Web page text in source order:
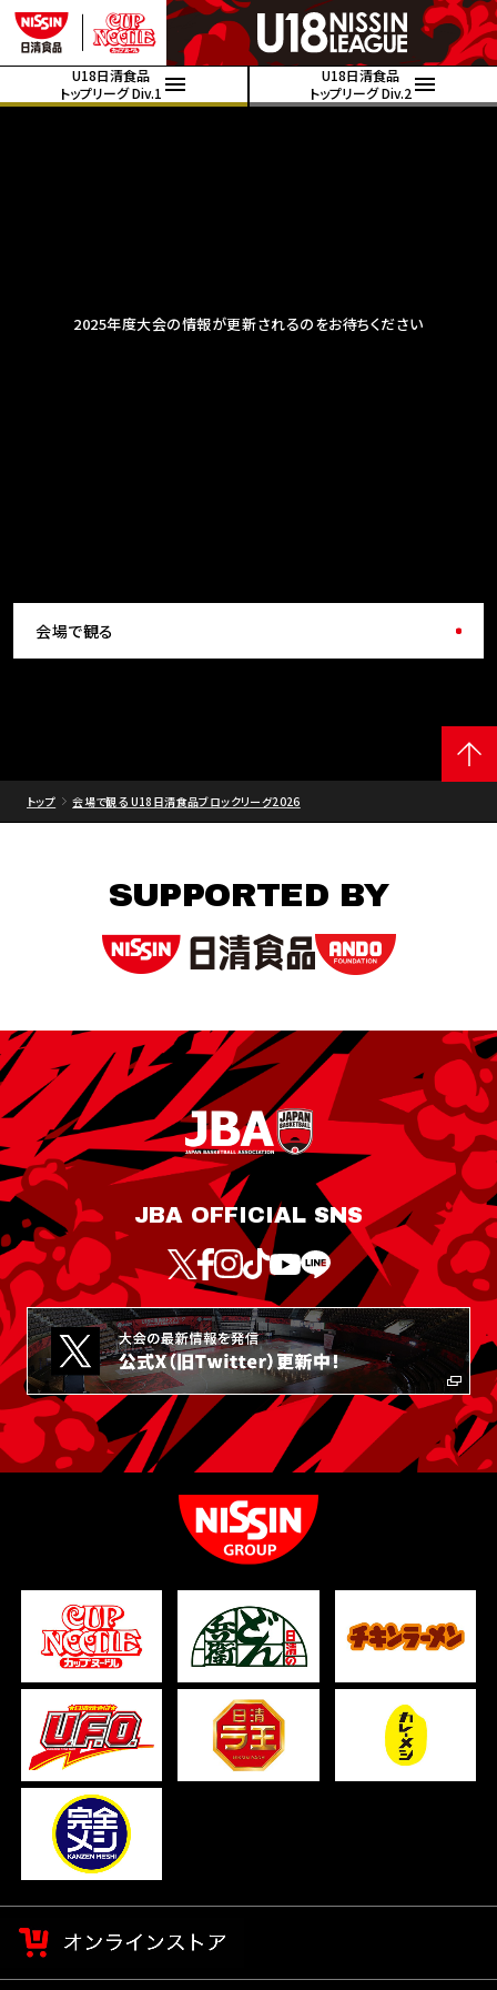
U18日清食品
トップリーグ Div.1
U18日清食品
トップリーグ Div.2
2025年度大会の情報が更新されるのをお待ちください
会場で観る
トップ 会場で観る U18日清食品ブロックリーグ2026
SUPPORTED BY
JBA OFFICIAL SNS